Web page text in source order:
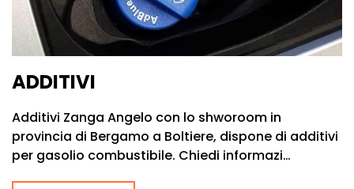
ADDITIVI
Additivi Zanga Angelo con lo shworoom in
provincia di Bergamo a Boltiere, dispone di additivi
per gasolio combustibile. Chiedi informazi…